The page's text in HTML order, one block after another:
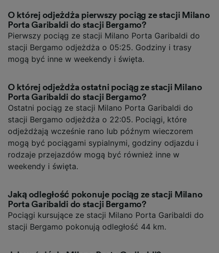
O której odjeżdża pierwszy pociąg ze stacji Milano
Porta Garibaldi do stacji Bergamo?
Pierwszy pociąg ze stacji Milano Porta Garibaldi do
stacji Bergamo odjeżdża o 05:25. Godziny i trasy
mogą być inne w weekendy i święta.
O której odjeżdża ostatni pociąg ze stacji Milano
Porta Garibaldi do stacji Bergamo?
Ostatni pociąg ze stacji Milano Porta Garibaldi do
stacji Bergamo odjeżdża o 22:05. Pociągi, które
odjeżdżają wcześnie rano lub późnym wieczorem
mogą być pociągami sypialnymi, godziny odjazdu i
rodzaje przejazdów mogą być również inne w
weekendy i święta.
Jaką odległość pokonuje pociąg ze stacji Milano
Porta Garibaldi do stacji Bergamo?
Pociągi kursujące ze stacji Milano Porta Garibaldi do
stacji Bergamo pokonują odległość 44 km.